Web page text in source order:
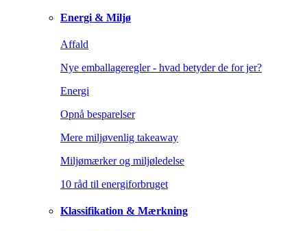
Energi & Miljø
Affald
Nye emballageregler - hvad betyder de for jer?
Energi
Opnå besparelser
Mere miljøvenlig takeaway
Miljømærker og miljøledelse
10 råd til energiforbruget
Klassifikation & Mærkning